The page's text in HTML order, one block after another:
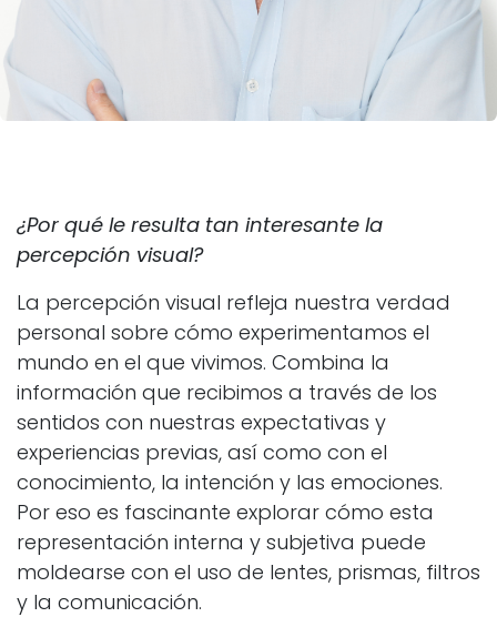
¿Por qué le resulta tan interesante la
percepción visual?
La percepción visual refleja nuestra verdad
personal sobre cómo experimentamos el
mundo en el que vivimos. Combina la
información que recibimos a través de los
sentidos con nuestras expectativas y
experiencias previas, así como con el
conocimiento, la intención y las emociones.
Por eso es fascinante explorar cómo esta
representación interna y subjetiva puede
moldearse con el uso de lentes, prismas, filtros
y la comunicación.